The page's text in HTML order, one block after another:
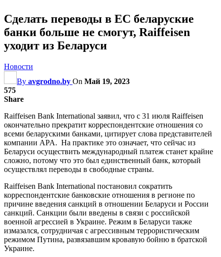
Сделать переводы в ЕС беларуские
банки больше не смогут, Raiffeisen
уходит из Беларуси
Новости
By avgrodno.by On Май 19, 2023
575
Share
Raiffeisen Bank International заявил, что с 31 июля Raiffeisen
окончательно прекратит корреспондентские отношения со
всеми беларускими банками, цитирует слова представителей
компании APA. На практике это означает, что сейчас из
Беларуси осуществить международный платеж станет крайне
сложно, потому что это был единственный банк, который
осуществлял переводы в свободные страны.
Raiffeisen Bank International постановил сократить
корреспондентские банковские отношения в регионе по
причине введения санкций в отношении Беларуси и России
санкций. Санкции были введены в связи с российской
военной агрессией в Украине. Режим в Беларуси также
измазался, сотрудничая с агрессивным террористическим
режимом Путина, развязавшим кровавую бойню в братской
Украине.